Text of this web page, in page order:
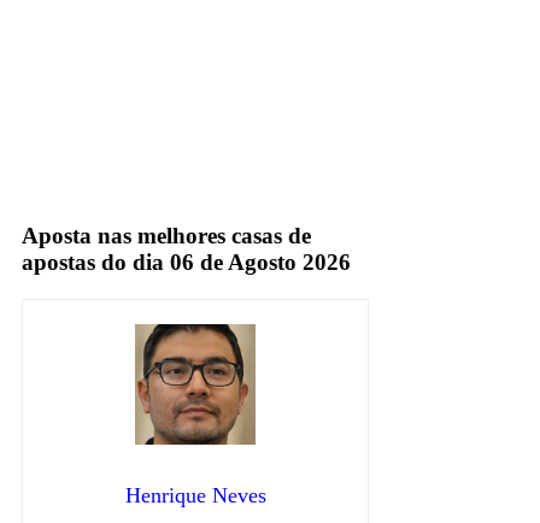
Aposta nas melhores casas de
apostas do dia 06 de Agosto 2026
Henrique Neves